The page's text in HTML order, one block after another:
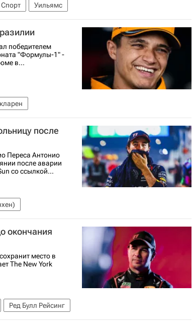
Спорт Уильямс
победителем
"Формулы-1" -
в...
после
Переса Антонио
после аварии
со ссылкой...
окончания
место в
The New York
Ред Булл Рейсинг